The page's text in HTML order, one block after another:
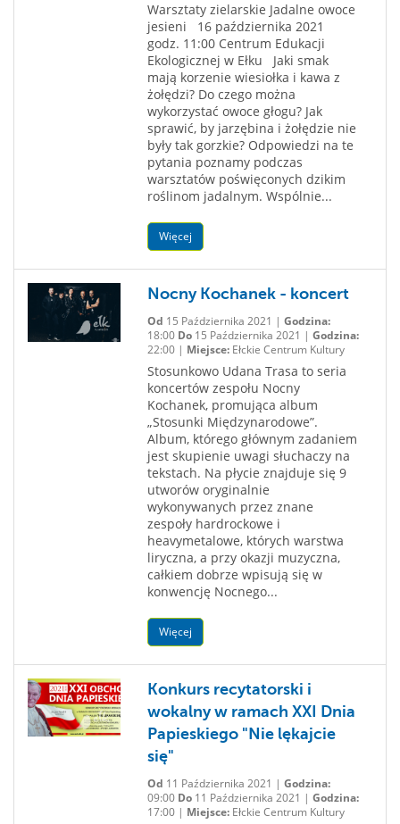
Warsztaty zielarskie Jadalne owoce
jesieni 16 października 2021
godz. 11:00 Centrum Edukacji
Ekologicznej w Ełku Jaki smak
mają korzenie wiesiołka i kawa z
żołędzi? Do czego można
wykorzystać owoce głogu? Jak
sprawić, by jarzębina i żołędzie nie
były tak gorzkie? Odpowiedzi na te
pytania poznamy podczas
warsztatów poświęconych dzikim
roślinom jadalnym. Wspólnie...
Więcej
Nocny Kochanek - koncert
Od 15 Października 2021 | Godzina:
18:00 Do15 Października 2021 | Godzina:
22:00 | Miejsce:Ełckie Centrum Kultury
Stosunkowo Udana Trasa to seria
koncertów zespołu Nocny
Kochanek, promująca album
„Stosunki Międzynarodowe”.
Album, którego głównym zadaniem
jest skupienie uwagi słuchaczy na
tekstach. Na płycie znajduje się 9
utworów oryginalnie
wykonywanych przez znane
zespoły hardrockowe i
heavymetalowe, których warstwa
liryczna, a przy okazji muzyczna,
całkiem dobrze wpisują się w
konwencję Nocnego...
Więcej
Konkurs recytatorski i
wokalny w ramach XXI Dnia
Papieskiego "Nie lękajcie
się"
Od 11 Października 2021 | Godzina:
09:00 Do11 Października 2021 | Godzina:
17:00 | Miejsce:Ełckie Centrum Kultury